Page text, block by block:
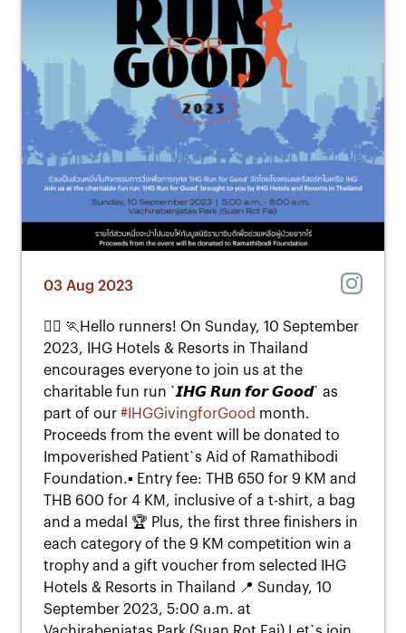
🏃‍♀️ 🏃Hello runners! On Sunday, 10 September
2023, IHG Hotels & Resorts in Thailand
encourages everyone to join us at the
charitable fun run `𝙄𝙃𝙂 𝙍𝙪𝙣 𝙛𝙤𝙧 𝙂𝙤𝙤𝙙` as
part of our #IHGGivingforGood month.
Proceeds from the event will be donated to
Impoverished Patient`s Aid of Ramathibodi
Foundation.▪️ Entry fee: THB 650 for 9 KM and
THB 600 for 4 KM, inclusive of a t-shirt, a bag
and a medal 🏆 Plus, the first three finishers in
each category of the 9 KM competition win a
trophy and a gift voucher from selected IHG
Hotels & Resorts in Thailand 📍 Sunday, 10
September 2023, 5:00 a.m. at
03 Aug 2023